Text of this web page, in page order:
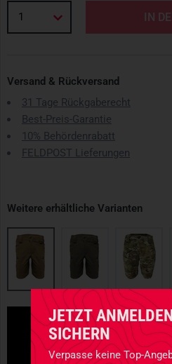
JETZT
SICHERN
Verpasse keine Top-
1 IN
Versand & Rückversand
31 Tage Rückgaberecht
Best-Preis-Garantie
10% Behördenrabatt
FELDPOST Lieferungen
Weitere erhältliche Varianten